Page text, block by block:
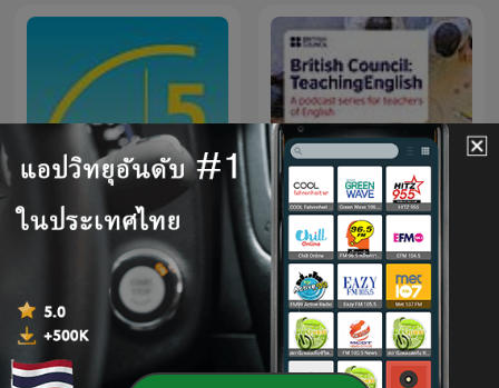
5 Minutes Good Time
British Council - Teaching
English